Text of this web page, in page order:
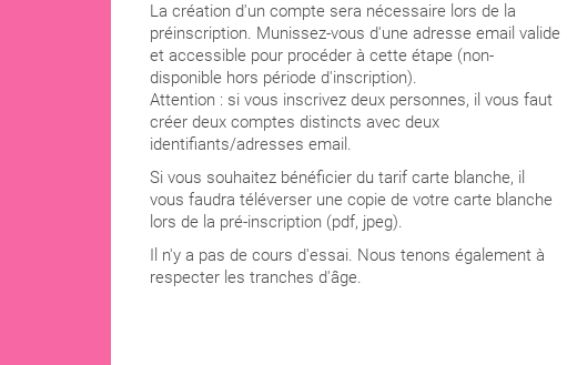
La création d'un compte sera nécessaire lors de la
préinscription. Munissez-vous d'une adresse email valide
et accessible pour procéder à cette étape (non-
disponible hors période d'inscription).
Attention : si vous inscrivez deux personnes, il vous faut
créer deux comptes distincts avec deux
identifiants/adresses email.
Si vous souhaitez bénéficier du tarif carte blanche, il
vous faudra téléverser une copie de votre carte blanche
lors de la pré-inscription (pdf, jpeg).
Il n'y a pas de cours d'essai. Nous tenons également à
respecter les tranches d'âge.